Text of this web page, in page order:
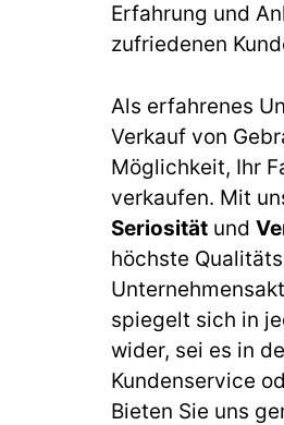
Erfahrung und
zufriedenen
Als erfahrenes
Verkauf von
Möglichkeit, Ihr
verkaufen. Mit
Seriosität und
höchste
spiegelt sich in
wider, sei es in
Kundenservice
Bieten Sie uns